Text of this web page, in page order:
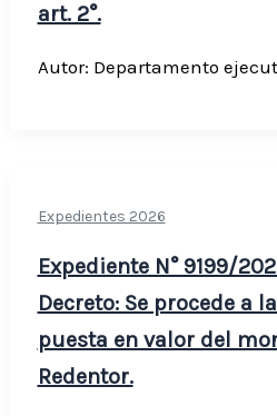
art. 2°.
Autor: Departamento
Expedientes 2026
Expediente N° 9199/
Decreto: Se procede a
puesta en valor del
Redentor.